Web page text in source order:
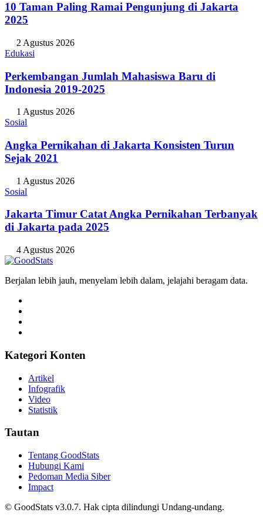
10 Taman Paling Ramai Pengunjung di Jakarta
2025
2 Agustus 2026
Edukasi
Perkembangan Jumlah Mahasiswa Baru di
Indonesia 2019-2025
1 Agustus 2026
Sosial
Angka Pernikahan di Jakarta Konsisten Turun
Sejak 2021
1 Agustus 2026
Sosial
Jakarta Timur Catat Angka Pernikahan Terbanyak
di Jakarta pada 2025
4 Agustus 2026
Berjalan lebih jauh, menyelam lebih dalam, jelajahi beragam data.
Kategori Konten
Artikel
Infografik
Video
Statistik
Tautan
Tentang GoodStats
Hubungi Kami
Pedoman Media Siber
Impact
© GoodStats v3.0.7. Hak cipta dilindungi Undang-undang.